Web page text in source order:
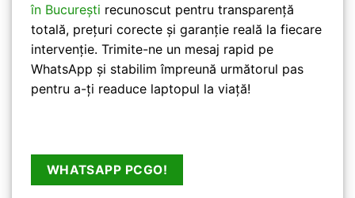
în București recunoscut pentru transparență
totală, prețuri corecte și garanție reală la fiecare
intervenție. Trimite-ne un mesaj rapid pe
WhatsApp și stabilim împreună următorul pas
pentru a-ți readuce laptopul la viață!
WHATSAPP PCGO!